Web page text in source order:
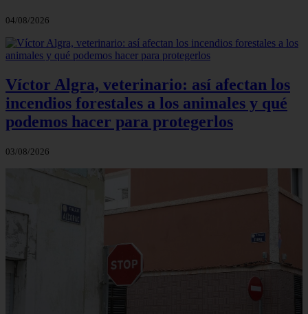
04/08/2026
Víctor Algra, veterinario: así afectan los
incendios forestales a los animales y qué
podemos hacer para protegerlos
03/08/2026